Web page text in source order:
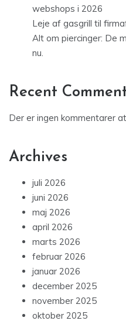
webshops i 2026
Leje af gasgrill til
Alt om piercinger: De
nu.
Recent
Der er ingen kommentarer
Archives
juli 2026
juni 2026
maj 2026
april 2026
marts 2026
februar 2026
januar 2026
december 2025
november 2025
oktober 2025